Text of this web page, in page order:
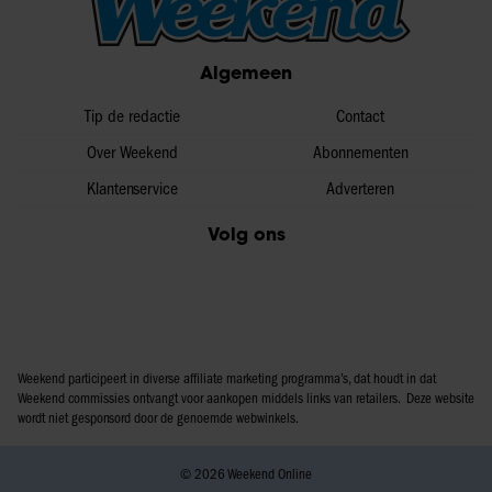
Algemeen
Tip de redactie
Over Weekend
Klantenservice
Contact
Abonnementen
Adverteren
Volg ons
Weekend participeert in diverse affiliate marketing programma’s, dat houdt in dat
Weekend commissies ontvangt voor aankopen middels links van retailers. Deze website
wordt niet gesponsord door de genoemde webwinkels.
© 2026 Weekend Online